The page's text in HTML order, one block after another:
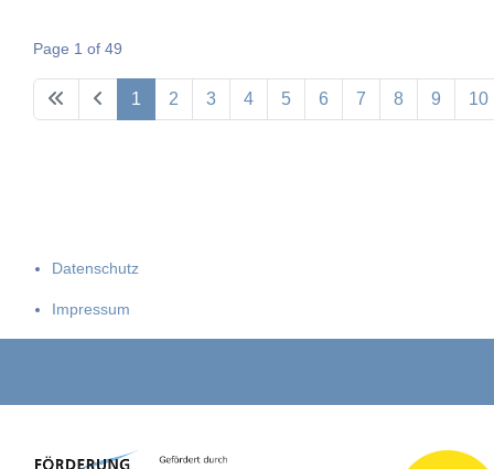
Page 1 of 49
1 2 3 4 5 6 7 8 9 10
Datenschutz
Impressum